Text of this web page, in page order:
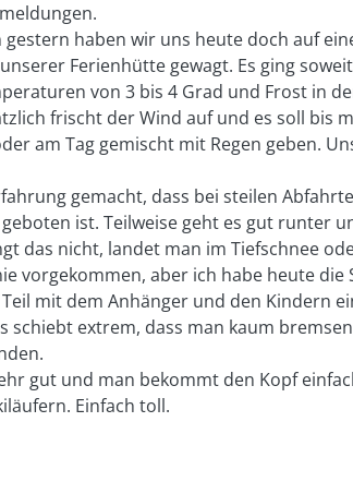
haben wir uns heute doch auf
Ferienhütte gewagt. Es ging
von 3 bis 4 Grad und Frost in
frischt der Wind auf und es soll bis
am Tag gemischt mit Regen geben.
gemacht, dass bei steilen
ist. Teilweise geht es gut runter
das nicht, landet man im Tiefschnee
vorgekommen, aber ich habe heute die
mit dem Anhänger und den Kindern
schiebt extrem, dass man kaum
gut und man bekommt den Kopf
Einfach toll.